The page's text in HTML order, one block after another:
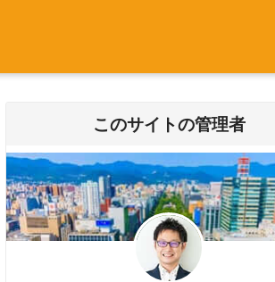
このサイトの管理者